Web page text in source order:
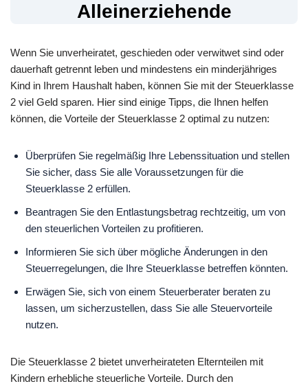
Alleinerziehende
Wenn Sie unverheiratet, geschieden oder verwitwet sind oder
dauerhaft getrennt leben und mindestens ein minderjähriges
Kind in Ihrem Haushalt haben, können Sie mit der Steuerklasse
2 viel Geld sparen. Hier sind einige Tipps, die Ihnen helfen
können, die Vorteile der Steuerklasse 2 optimal zu nutzen:
Überprüfen Sie regelmäßig Ihre Lebenssituation und stellen
Sie sicher, dass Sie alle Voraussetzungen für die
Steuerklasse 2 erfüllen.
Beantragen Sie den Entlastungsbetrag rechtzeitig, um von
den steuerlichen Vorteilen zu profitieren.
Informieren Sie sich über mögliche Änderungen in den
Steuerregelungen, die Ihre Steuerklasse betreffen könnten.
Erwägen Sie, sich von einem Steuerberater beraten zu
lassen, um sicherzustellen, dass Sie alle Steuervorteile
nutzen.
Die Steuerklasse 2 bietet unverheirateten Elternteilen mit
Kindern erhebliche steuerliche Vorteile. Durch den